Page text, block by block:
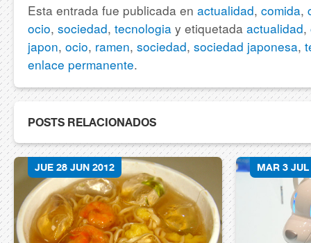
Esta entrada fue publicada en actualidad, comida,
ocio, sociedad, tecnologia y etiquetada actualidad,
japon, ocio, ramen, sociedad, sociedad japonesa,
enlace permanente.
POSTS RELACIONADOS
JUE 28 JUN 2012 MAR 3